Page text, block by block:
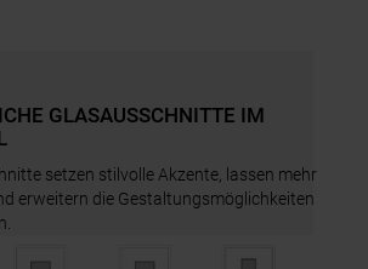
GLASAUSSCHNITTE IM
setzen stilvolle Akzente, lassen mehr
erweitern die Gestaltungsmöglichkeiten